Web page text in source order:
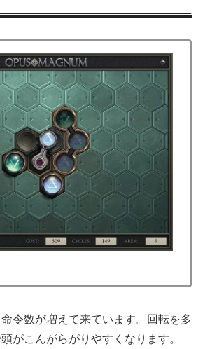
令数が増えて来ています。回転を多
がこんがらがりやすくなります。